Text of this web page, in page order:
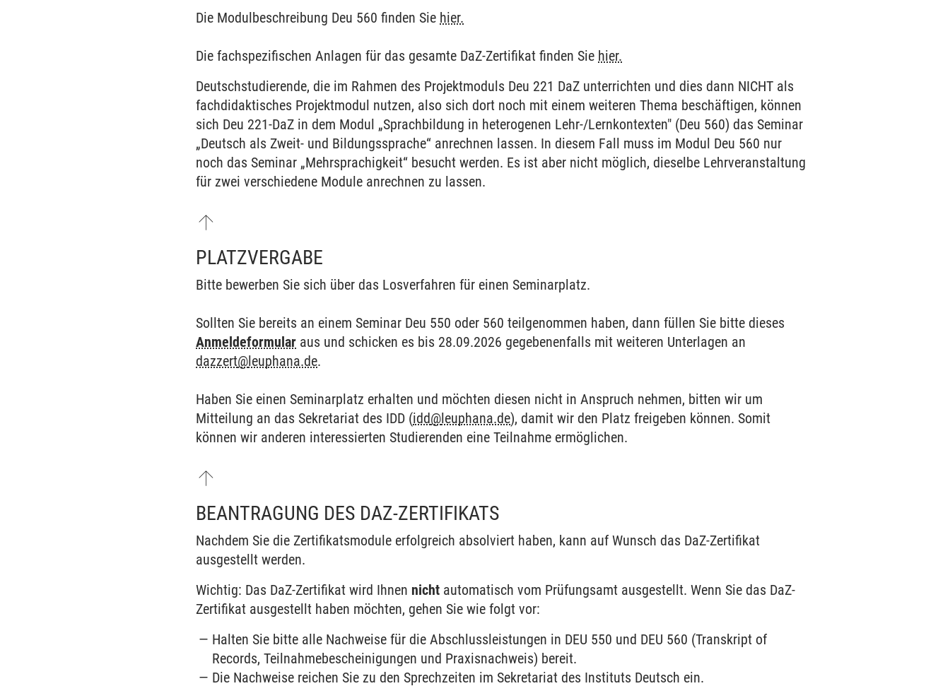
Die Modulbeschreibung Deu 560 finden Sie hier.
Die fachspezifischen Anlagen für das gesamte DaZ-Zertifikat finden Sie hier.
Deutschstudierende, die im Rahmen des Projektmoduls Deu 221 DaZ unterrichten und dies dann NICHT als
fachdidaktisches Projektmodul nutzen, also sich dort noch mit einem weiteren Thema beschäftigen, können
sich Deu 221-DaZ in dem Modul „Sprachbildung in heterogenen Lehr-/Lernkontexten" (Deu 560) das Seminar
„Deutsch als Zweit- und Bildungssprache“ anrechnen lassen. In diesem Fall muss im Modul Deu 560 nur
noch das Seminar „Mehrsprachigkeit“ besucht werden. Es ist aber nicht möglich, dieselbe Lehrveranstaltung
für zwei verschiedene Module anrechnen zu lassen.
PLATZVERGABE
Bitte bewerben Sie sich über das Losverfahren für einen Seminarplatz.
Sollten Sie bereits an einem Seminar Deu 550 oder 560 teilgenommen haben, dann füllen Sie bitte dieses
Anmeldeformular aus und schicken es bis 28.09.2026 gegebenenfalls mit weiteren Unterlagen an
dazzert@leuphana.de.
Haben Sie einen Seminarplatz erhalten und möchten diesen nicht in Anspruch nehmen, bitten wir um
Mitteilung an das Sekretariat des IDD (idd@leuphana.de), damit wir den Platz freigeben können. Somit
können wir anderen interessierten Studierenden eine Teilnahme ermöglichen.
BEANTRAGUNG DES DAZ-ZERTIFIKATS
Nachdem Sie die Zertifikatsmodule erfolgreich absolviert haben, kann auf Wunsch das DaZ-Zertifikat
ausgestellt werden.
Wichtig: Das DaZ-Zertifikat wird Ihnen nicht automatisch vom Prüfungsamt ausgestellt. Wenn Sie das DaZ-
Zertifikat ausgestellt haben möchten, gehen Sie wie folgt vor:
Halten Sie bitte alle Nachweise für die Abschlussleistungen in DEU 550 und DEU 560 (Transkript of
Records, Teilnahmebescheinigungen und Praxisnachweis) bereit.
Die Nachweise reichen Sie zu den Sprechzeiten im Sekretariat des Instituts Deutsch ein.